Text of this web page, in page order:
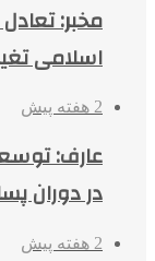
مخبر:
اسلامی
2 هفته پیش
عارف:
در دوران
2 هفته پیش